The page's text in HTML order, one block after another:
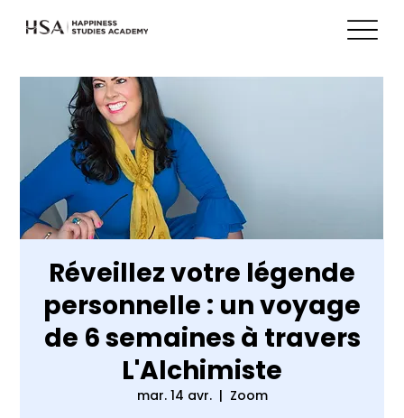
Réveillez votre légende
personnelle : un voyage
de 6 semaines à travers
L'Alchimiste
mar. 14 avr.
  |
Zoom